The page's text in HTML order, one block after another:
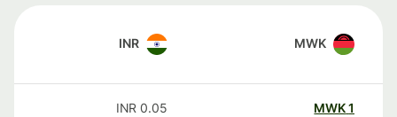
MWK
INR
MWK
0.05
INR